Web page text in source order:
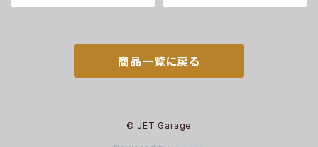
商品一覧に戻る
© JET Garage